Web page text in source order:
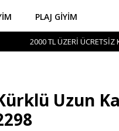
PLAJ GIYIM
2000 TL ÜZERİ ÜCRETSİZ
Uzun